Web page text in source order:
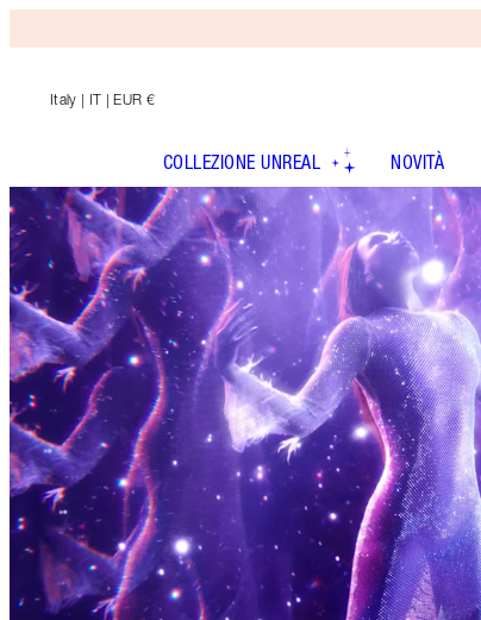
Italy | IT | EUR €
COLLEZIONE UNREAL NOVITÀ